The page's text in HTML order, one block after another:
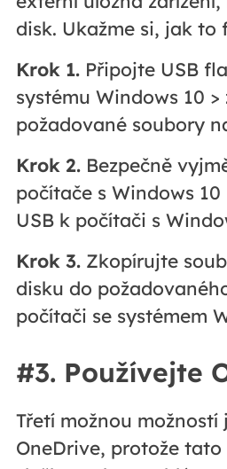
disk. Ukažme si, jak to
Krok 1.Připojte USB
systému Windows 10
požadované soubory
Krok 2.Bezpečně
počítače s Windows
USB k počítači s
Krok 3.Zkopírujte
disku do
počítači se systémem
#3. Používejte
Třetí možnou možností
OneDrive, protože